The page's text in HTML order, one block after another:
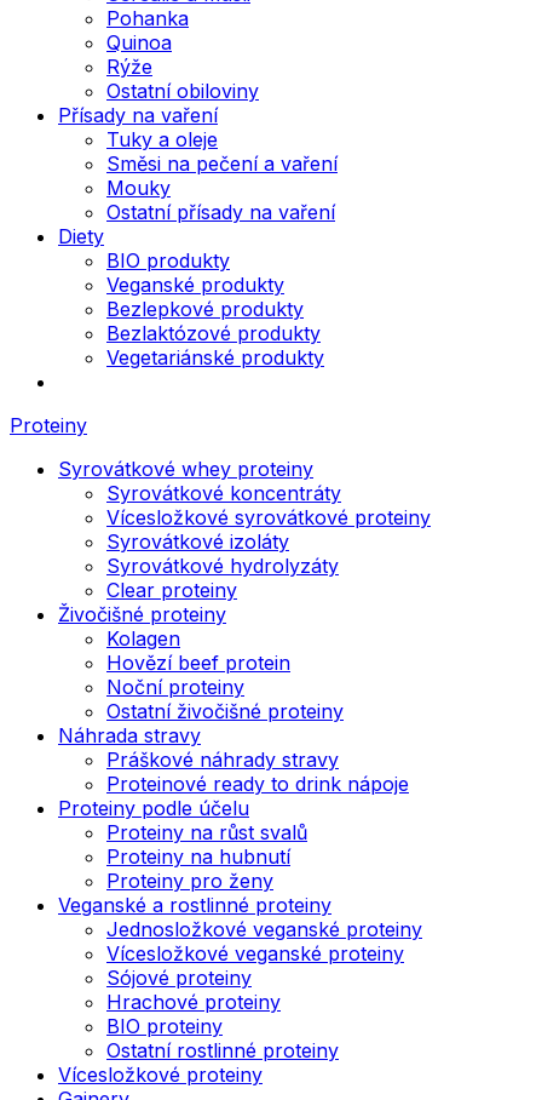
Pohanka
Quinoa
Rýže
Ostatní obiloviny
Přísady na vaření
Tuky a oleje
Směsi na pečení a vaření
Mouky
Ostatní přísady na vaření
Diety
BIO produkty
Veganské produkty
Bezlepkové produkty
Bezlaktózové produkty
Vegetariánské produkty
Proteiny
Syrovátkové whey proteiny
Syrovátkové koncentráty
Vícesložkové syrovátkové proteiny
Syrovátkové izoláty
Syrovátkové hydrolyzáty
Clear proteiny
Živočišné proteiny
Kolagen
Hovězí beef protein
Noční proteiny
Ostatní živočišné proteiny
Náhrada stravy
Práškové náhrady stravy
Proteinové ready to drink nápoje
Proteiny podle účelu
Proteiny na růst svalů
Proteiny na hubnutí
Proteiny pro ženy
Veganské a rostlinné proteiny
Jednosložkové veganské proteiny
Vícesložkové veganské proteiny
Sójové proteiny
Hrachové proteiny
BIO proteiny
Ostatní rostlinné proteiny
Vícesložkové proteiny